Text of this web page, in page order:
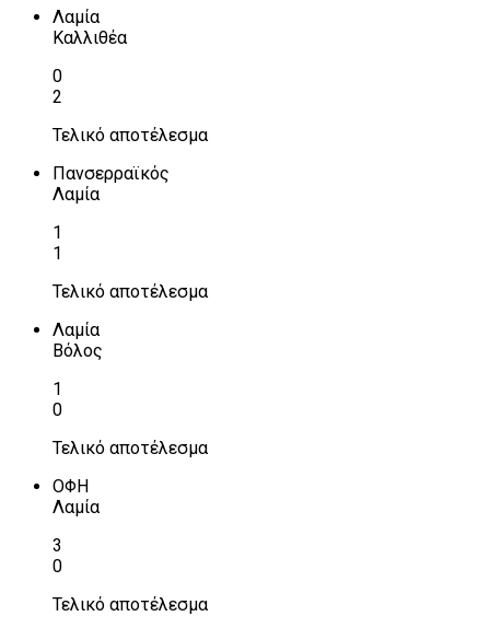
Λαμία
Καλλιθέα
0
2
Τελικό αποτέλεσμα
Πανσερραϊκός
Λαμία
1
1
Τελικό αποτέλεσμα
Λαμία
Βόλος
1
0
Τελικό αποτέλεσμα
ΟΦΗ
Λαμία
3
0
Τελικό αποτέλεσμα